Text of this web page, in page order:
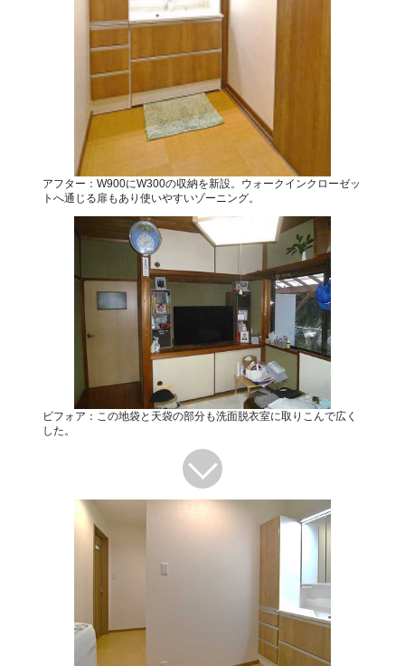
アフター：W900にW300の収納を新設。ウォークインクローゼッ
トへ通じる扉もあり使いやすいゾーニング。
ビフォア：この地袋と天袋の部分も洗面脱衣室に取りこんで広く
した。